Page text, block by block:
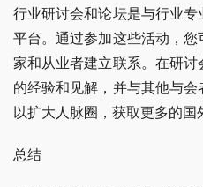
行业研讨会和论坛是与行业
平台。通过参加这些活动，
家和从业者建立联系。在研
的经验和见解，并与其他与
以扩大人脉圈，获取更多的国
总结